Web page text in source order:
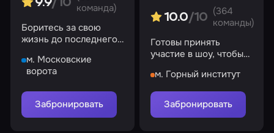
9.9/10 команда)
Боритесь за свою
жизнь до последнего
кошмар!
м. Московские
ворота
Забронировать
10.0/10
(364
команды)
Готовы принять
участие в шоу, чтобы
психиатрической
лечебницы
«Коллингвуд»?
м. Горный институт
Забронировать